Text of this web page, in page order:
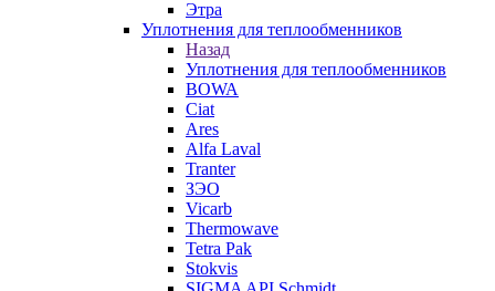
Этра
Уплотнения для теплообменников
Назад
Уплотнения для теплообменников
BOWA
Ciat
Ares
Alfa Laval
Tranter
ЗЭО
Vicarb
Thermowave
Tetra Pak
Stokvis